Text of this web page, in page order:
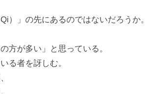
）」の先にあるのではないだろうか。
方が多い」と思っている。
る者を訝しむ。